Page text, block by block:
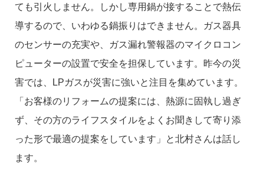
ても引火しません。しかし専用鍋が接することで熱伝
導するので、いわゆる鍋振りはできません。ガス器具
のセンサーの充実や、ガス漏れ警報器のマイクロコン
ピューターの設置で安全を担保しています。昨今の災
害では、LPガスが災害に強いと注目を集めています。
「お客様のリフォームの提案には、熱源に固執し過ぎ
ず、その方のライフスタイルをよくお聞きして寄り添
った形で最適の提案をしています」と北村さんは話し
ます。